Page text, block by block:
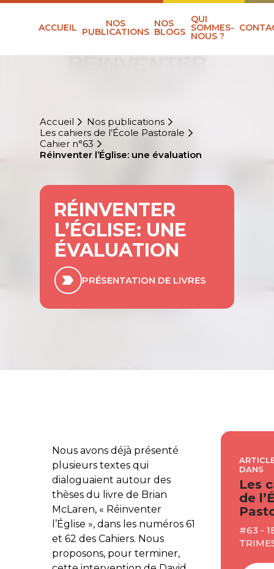
ACCUEIL NOS
PUBLICATIONS
NOS
BLOGS
QUI
SOMMES-
NOUS ?
Accueil
Nos publications
Les cahiers de l’École Pastorale
Cahier n°63
Réinventer l’Église: une évaluation
RÉINVENTER
L’ÉGLISE: UNE
ÉVALUATION
PRÉSENTATION DE LIVRES
Nous avons déjà présenté
plusieurs textes qui
dialoguaient autour des
thèses du livre de Brian
McLaren, « Réinventer
l’Église », dans les numéros 61
et 62 des Cahiers. Nous
proposons, pour terminer,
DANS
Les
de
#63 -